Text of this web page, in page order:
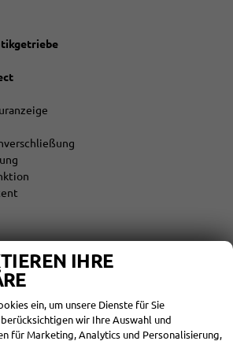
225/50R18IHRE
ein, um unsere Dienste für Sie
wir Ihre Auswahl und
für Marketing, Analytics und Personalisierung,